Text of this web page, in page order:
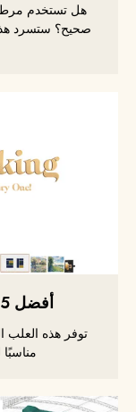
هل تستخدم
صحيح؟ ستسرد
أفضل 5 علب سيجار مصممة حسب الطلب
توفر هذه العلب